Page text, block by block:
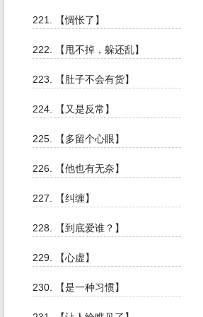
221. 【惆怅了】
222. 【甩不掉，躲还乱】
223. 【肚子不会有货】
224. 【又是反常】
225. 【多留个心眼】
226. 【他也有无奈】
227. 【纠缠】
228. 【到底爱谁？】
229. 【心虚】
230. 【是一种习惯】